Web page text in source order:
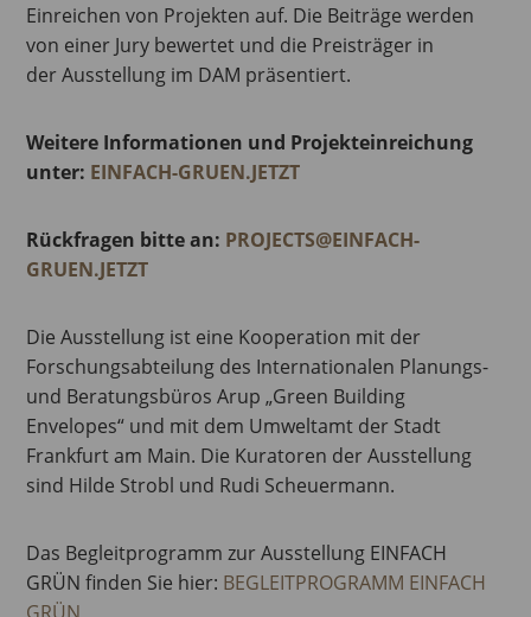
Einreichen von Projekten auf. Die Beiträge werden
von einer Jury bewertet und die Preisträger in
der Ausstellung im DAM präsentiert.
Weitere Informationen und Projekteinreichung
unter: EINFACH-GRUEN.JETZT
Rückfragen bitte an: PROJECTS@EINFACH-
GRUEN.JETZT
Die Ausstellung ist eine Kooperation mit der
Forschungsabteilung des Internationalen Planungs-
und Beratungsbüros Arup „Green Building
Envelopes“ und mit dem Umweltamt der Stadt
Frankfurt am Main. Die Kuratoren der Ausstellung
sind Hilde Strobl und Rudi Scheuermann.
Das Begleitprogramm zur Ausstellung EINFACH
GRÜN finden Sie hier: BEGLEITPROGRAMM EINFACH
GRÜN